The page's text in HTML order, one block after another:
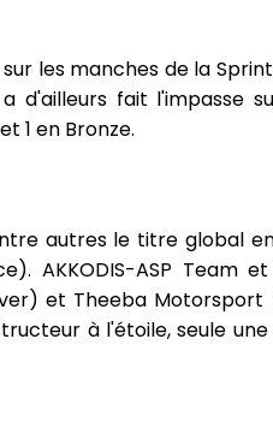
les manches de la
fait l'impasse
1 en Bronze.
autres le titre global
AKKODIS-ASP Team
et Theeba Motorsport
à l'étoile, seule